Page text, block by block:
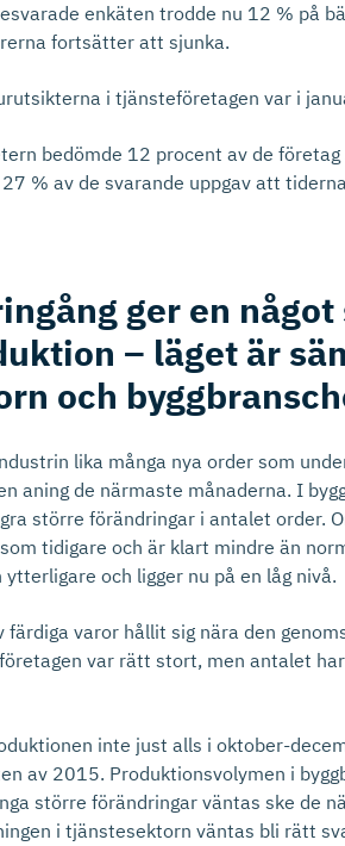
enkäten trodde nu 12 % på
fortsätter att sjunka.
i tjänsteföretagen var i
bedömde 12 procent av de
% av de svarande uppgav att
ger en
– läget är
och
lika många nya order som
aning de närmaste månaderna. I
större förändringar i antalet order.
tidigare och är klart mindre än
och ligger nu på en låg nivå.
färdiga varor hållit sig nära den
var rätt stort, men antalet
inte just alls i oktober-
av 2015. Produktionsvolymen i
större förändringar väntas ske de
i tjänstesektorn väntas bli rätt